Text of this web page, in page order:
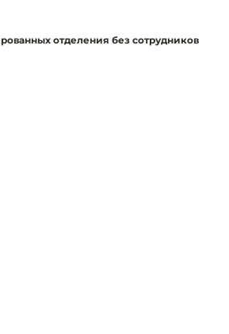
отделения без сотрудников